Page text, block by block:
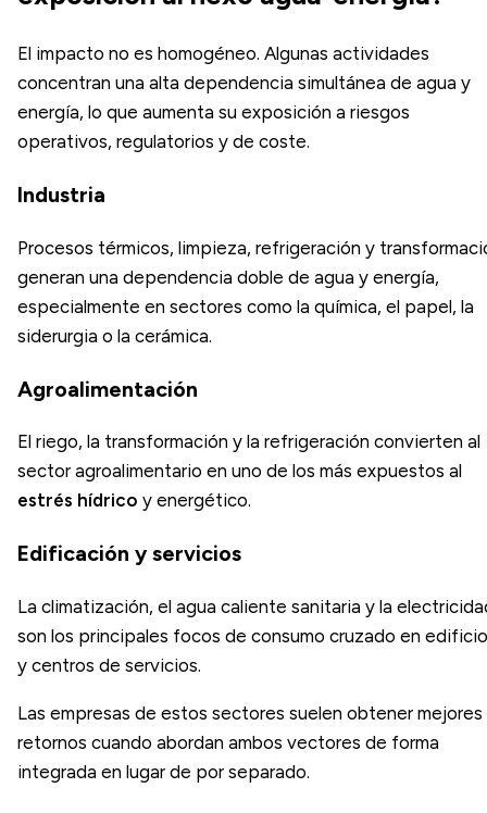
El impacto no es homogéneo. Algunas actividades
concentran una alta dependencia simultánea de agua y
energía, lo que aumenta su exposición a riesgos
operativos, regulatorios y de coste.
Industria
Procesos térmicos, limpieza, refrigeración y
generan una dependencia doble de agua y energía,
especialmente en sectores como la química, el papel, la
siderurgia o la cerámica.
Agroalimentación
El riego, la transformación y la refrigeración convierten al
sector agroalimentario en uno de los más expuestos al
estrés hídrico y energético.
Edificación y servicios
La climatización, el agua caliente sanitaria y la
son los principales focos de consumo cruzado en
y centros de servicios.
Las empresas de estos sectores suelen obtener mejores
retornos cuando abordan ambos vectores de forma
integrada en lugar de por separado.